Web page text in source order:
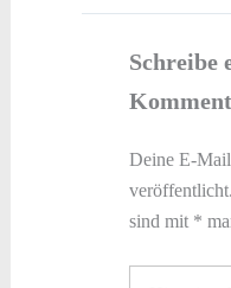
Schreibe
Deine E-
veröffentlicht.
sind mit *